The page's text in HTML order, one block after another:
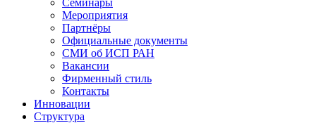
Семинары
Мероприятия
Партнёры
Официальные документы
СМИ об ИСП РАН
Вакансии
Фирменный стиль
Контакты
Инновации
Структура